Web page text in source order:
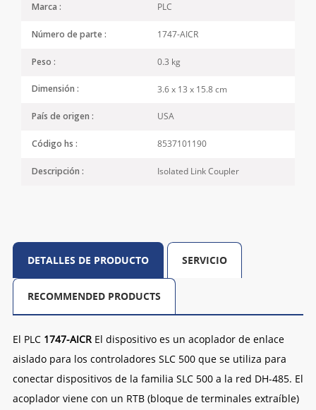
Marca : PLC
Número de parte : 1747-AICR
Peso : 0.3 kg
Dimensión : 3.6 x 13 x 15.8 cm
País de origen : USA
Código hs : 8537101190
Descripción : Isolated Link Coupler
DETALLES DE PRODUCTO SERVICIO
RECOMMENDED PRODUCTS
El PLC 1747-AICR El dispositivo es un acoplador de enlace
aislado para los controladores SLC 500 que se utiliza para
conectar dispositivos de la familia SLC 500 a la red DH-485. El
acoplador viene con un RTB (bloque de terminales extraíble)